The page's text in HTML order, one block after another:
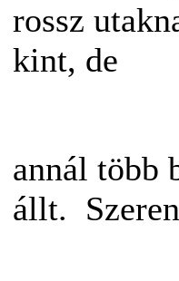
rossz
kint, de
annál több
állt.